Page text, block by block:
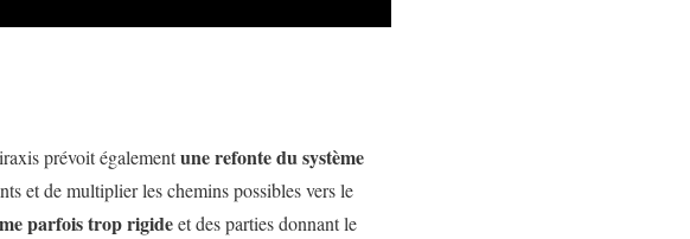
prévoit égalementune refonte du système
et de multiplier les chemins possibles vers le
parfois trop rigideet des parties donnant le